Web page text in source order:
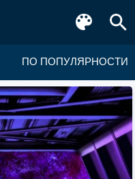
ПО ПОПУЛЯРНОСТИ